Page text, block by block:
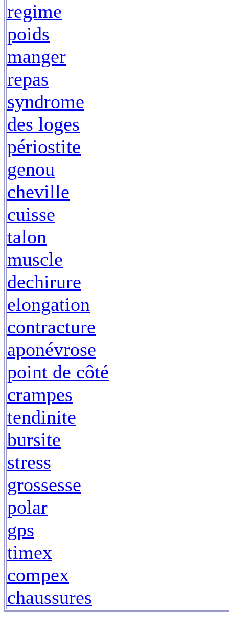
regime
poids
manger
repas
syndrome
des loges
périostite
genou
cheville
cuisse
talon
muscle
dechirure
elongation
contracture
aponévrose
point de côté
crampes
tendinite
bursite
stress
grossesse
polar
gps
timex
compex
chaussures